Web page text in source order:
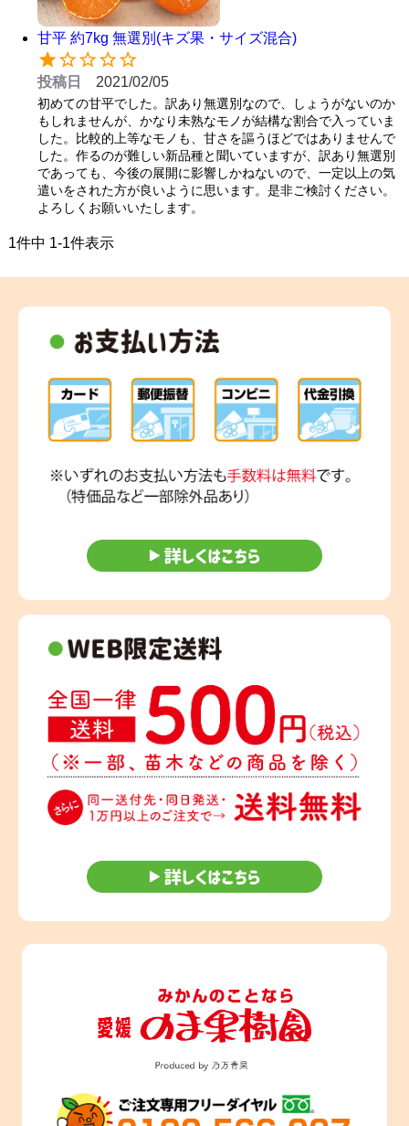
甘平 約7kg 無選別(キズ果・サイズ混合)
投稿日 2021/02/05
初めての甘平でした。訳あり無選別なので、しょうがないのか
もしれませんが、かなり未熟なモノが結構な割合で入っていま
した。比較的上等なモノも、甘さを謳うほどではありませんで
した。作るのが難しい新品種と聞いていますが、訳あり無選別
であっても、今後の展開に影響しかねないので、一定以上の気
遣いをされた方が良いように思います。是非ご検討ください。
よろしくお願いいたします。
1件中 1-1件表示